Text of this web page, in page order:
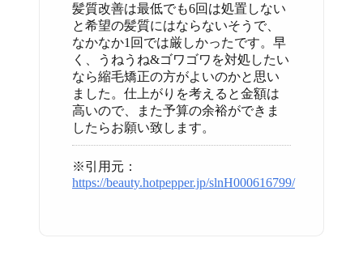
髪質改善は最低でも6回は処置しない
と希望の髪質にはならないそうで、
なかなか1回では厳しかったです。早
く、うねうね&ゴワゴワを対処したい
なら縮毛矯正の方がよいのかと思い
ました。仕上がりを考えると金額は
高いので、また予算の余裕ができま
したらお願い致します。
※引用元：
https://beauty.hotpepper.jp/slnH000616799/